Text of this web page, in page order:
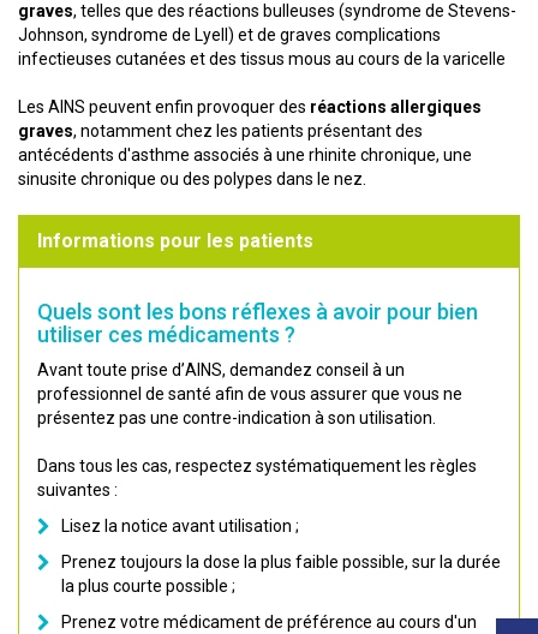
graves, telles que des réactions bulleuses (syndrome de Stevens-
Johnson, syndrome de Lyell) et de graves complications
infectieuses cutanées et des tissus mous au cours de la varicelle
Les AINS peuvent enfin provoquer des réactions allergiques
graves, notamment chez les patients présentant des
antécédents d'asthme associés à une rhinite chronique, une
sinusite chronique ou des polypes dans le nez.
Informations pour les patients
Quels sont les bons réflexes à avoir pour bien
utiliser ces médicaments ?
Avant toute prise d’AINS, demandez conseil à un
professionnel de santé afin de vous assurer que vous ne
présentez pas une contre-indication à son utilisation.
Dans tous les cas, respectez systématiquement les règles
suivantes :
Lisez la notice avant utilisation ;
Prenez toujours la dose la plus faible possible, sur la durée
la plus courte possible ;
Prenez votre médicament de préférence au cours d'un